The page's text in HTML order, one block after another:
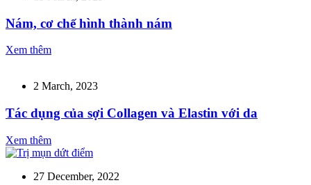
Nám, cơ chế hình thành nám
Xem thêm
2 March, 2023
Tác dụng của sợi Collagen và Elastin với da
Xem thêm
27 December, 2022